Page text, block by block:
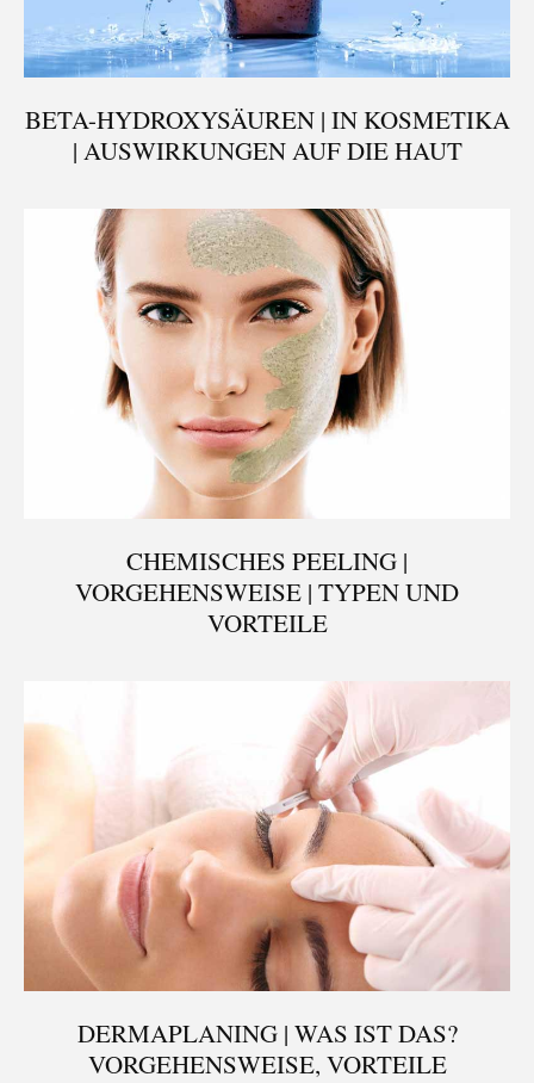
BETA-HYDROXYSÄUREN | IN KOSMETIKA
| AUSWIRKUNGEN AUF DIE HAUT
CHEMISCHES PEELING |
VORGEHENSWEISE | TYPEN UND
VORTEILE
DERMAPLANING | WAS IST DAS?
VORGEHENSWEISE, VORTEILE